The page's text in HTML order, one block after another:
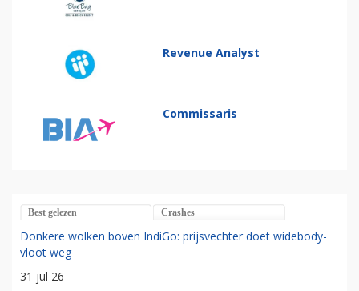
Revenue Analyst
Commissaris
Best gelezen Crashes
Donkere wolken boven IndiGo: prijsvechter doet widebody-
vloot weg
31 jul 26